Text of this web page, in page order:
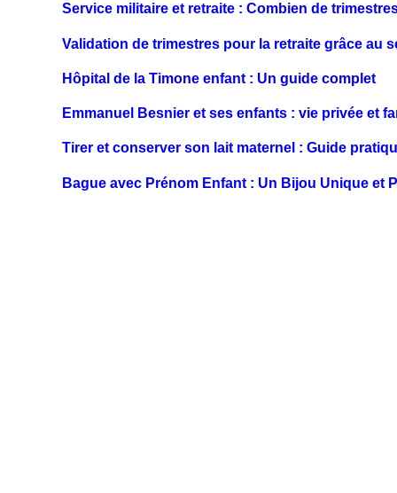
Service militaire et retraite : Combien de
Validation de trimestres pour la retraite grâce au
Hôpital de la Timone enfant : Un guide complet
Emmanuel Besnier et ses enfants : vie privée et
Tirer et conserver son lait maternel : Guide
Bague avec Prénom Enfant : Un Bijou Unique et